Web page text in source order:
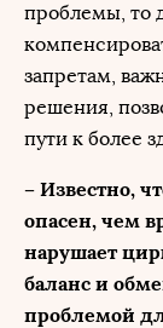
проблемы, то
запретам,
решения,
пути к более
– Известно,
опасен, чем
нарушает
баланс и
проблемой